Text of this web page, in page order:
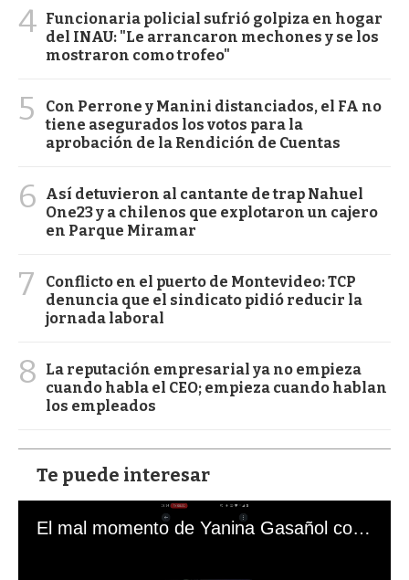
4 Funcionaria policial sufrió golpiza en hogar
del INAU: "Le arrancaron mechones y se los
mostraron como trofeo"
5
Con Perrone y Manini distanciados, el FA no
tiene asegurados los votos para la
aprobación de la Rendición de Cuentas
6
Así detuvieron al cantante de trap Nahuel
One23 y a chilenos que explotaron un cajero
en Parque Miramar
7
Conflicto en el puerto de Montevideo: TCP
denuncia que el sindicato pidió reducir la
jornada laboral
8
La reputación empresarial ya no empieza
cuando habla el CEO; empieza cuando hablan
los empleados
Te puede interesar
El mal momento de Yanina Gasañol con un hincha argentino en "Subrayado"